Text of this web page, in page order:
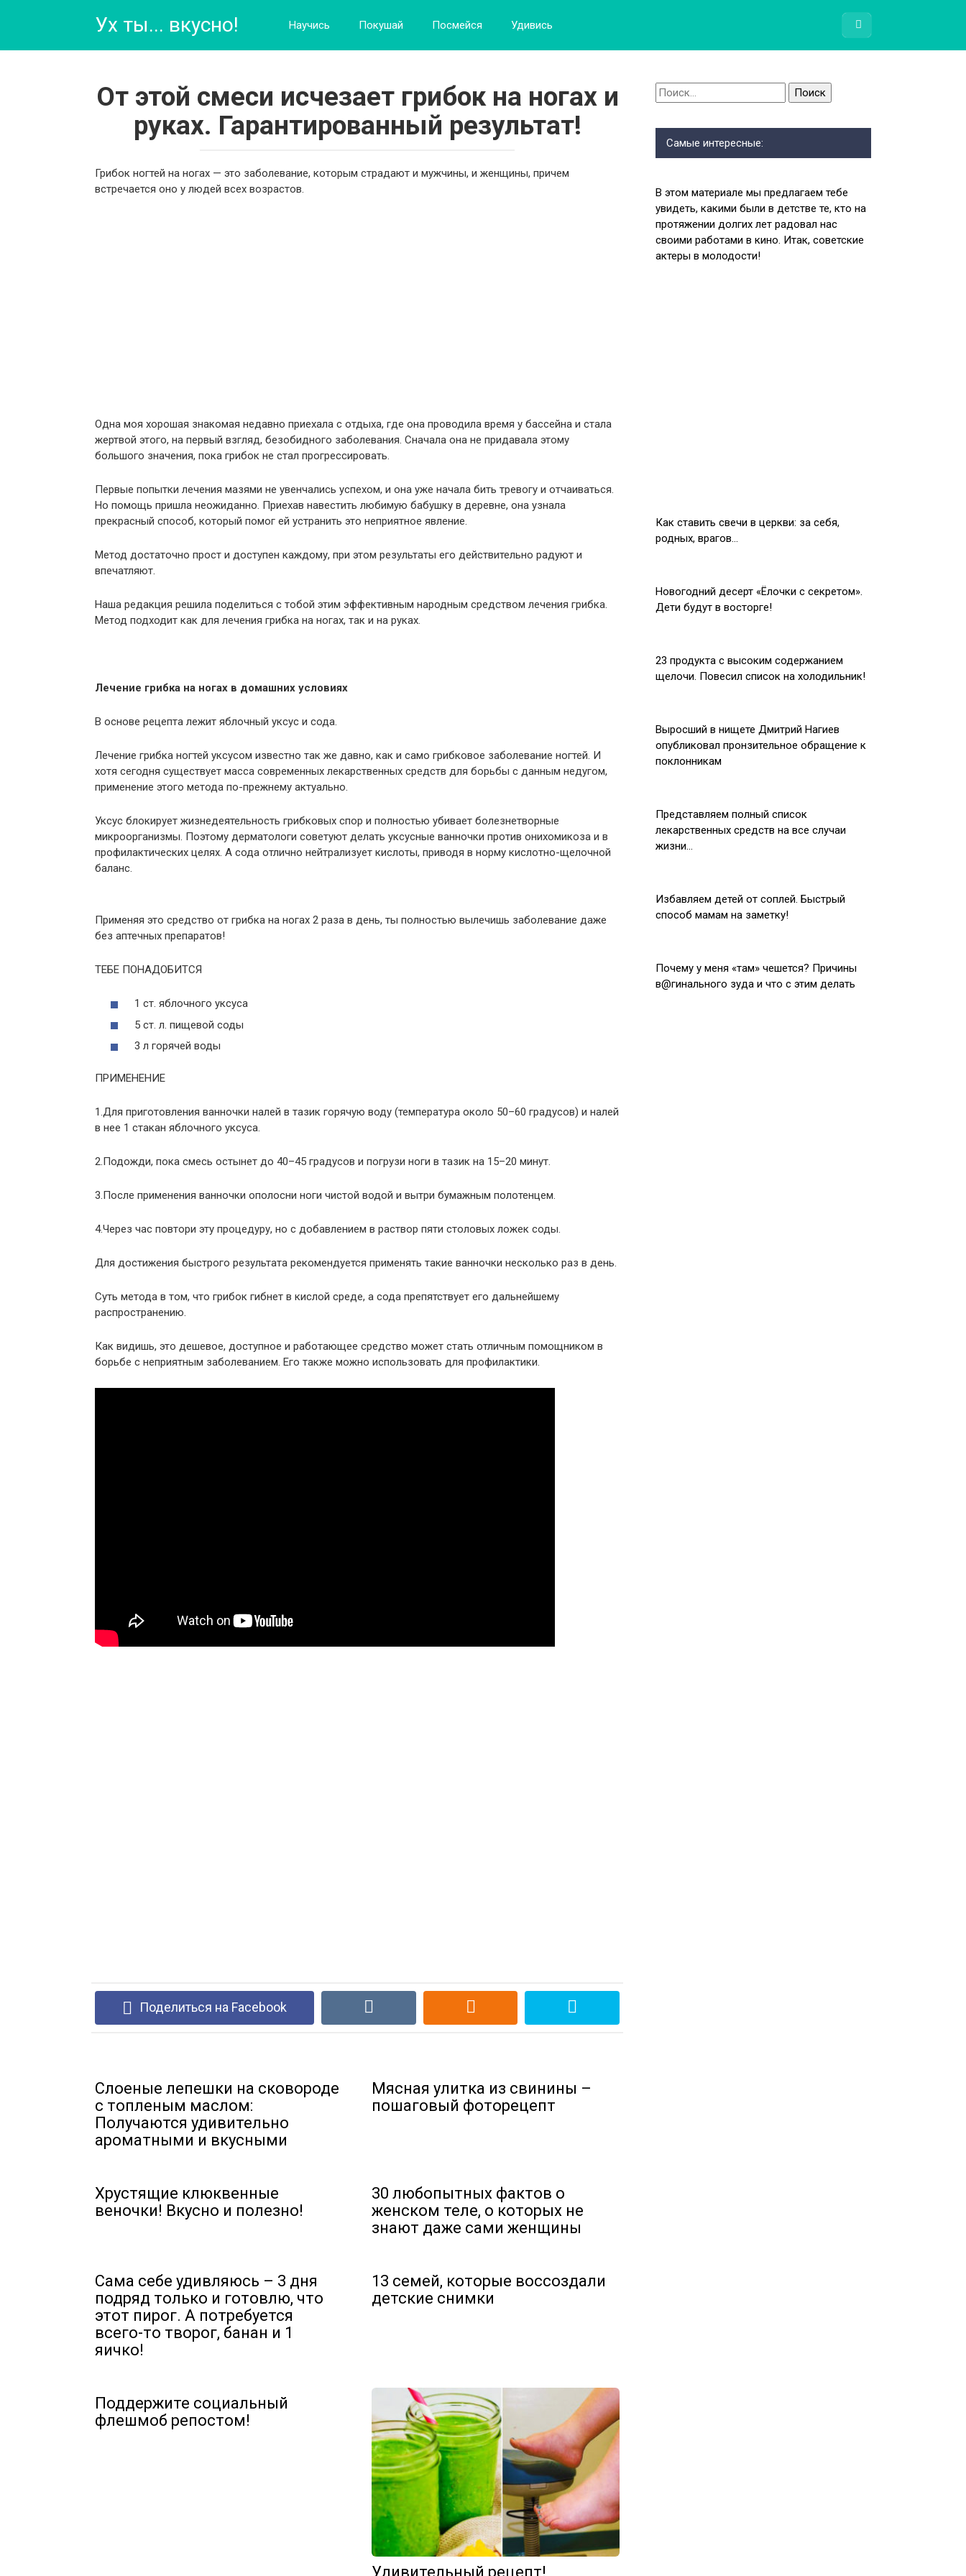
Ух ты... вкусно! Научись Покушай Посмейся Удивись
От этой смеси исчезает грибок на ногах и
руках. Гарантированный результат!
Грибок ногтей на ногах — это заболевание, которым страдают и мужчины, и женщины, причем
встречается оно у людей всех возрастов.
Одна моя хорошая знакомая недавно приехала с отдыха, где она проводила время у бассейна и стала
жертвой этого, на первый взгляд, безобидного заболевания. Сначала она не придавала этому
большого значения, пока грибок не стал прогрессировать.
Первые попытки лечения мазями не увенчались успехом, и она уже начала бить тревогу и отчаиваться.
Но помощь пришла неожиданно. Приехав навестить любимую бабушку в деревне, она узнала
прекрасный способ, который помог ей устранить это неприятное явление.
Метод достаточно прост и доступен каждому, при этом результаты его действительно радуют и
впечатляют.
Наша редакция решила поделиться с тобой этим эффективным народным средством лечения грибка.
Метод подходит как для лечения грибка на ногах, так и на руках.
Лечение грибка на ногах в домашних условиях
В основе рецепта лежит яблочный уксус и сода.
Лечение грибка ногтей уксусом известно так же давно, как и само грибковое заболевание ногтей. И
хотя сегодня существует масса современных лекарственных средств для борьбы с данным недугом,
применение этого метода по-прежнему актуально.
Уксус блокирует жизнедеятельность грибковых спор и полностью убивает болезнетворные
микроорганизмы. Поэтому дерматологи советуют делать уксусные ванночки против онихомикоза и в
профилактических целях. А сода отлично нейтрализует кислоты, приводя в норму кислотно-щелочной
баланс.
Применяя это средство от грибка на ногах 2 раза в день, ты полностью вылечишь заболевание даже
без аптечных препаратов!
ТЕБЕ ПОНАДОБИТСЯ
1 ст. яблочного уксуса
5 ст. л. пищевой соды
3 л горячей воды
ПРИМЕНЕНИЕ
1.Для приготовления ванночки налей в тазик горячую воду (температура около 50–60 градусов) и налей
в нее 1 стакан яблочного уксуса.
2.Подожди, пока смесь остынет до 40–45 градусов и погрузи ноги в тазик на 15–20 минут.
3.После применения ванночки ополосни ноги чистой водой и вытри бумажным полотенцем.
4.Через час повтори эту процедуру, но с добавлением в раствор пяти столовых ложек соды.
Для достижения быстрого результата рекомендуется применять такие ванночки несколько раз в день.
Суть метода в том, что грибок гибнет в кислой среде, а сода препятствует его дальнейшему
распространению.
Как видишь, это дешевое, доступное и работающее средство может стать отличным помощником в
борьбе с неприятным заболеванием. Его также можно использовать для профилактики.
Поделиться на Facebook
Слоеные лепешки на сковороде
с топленым маслом:
Получаются удивительно
ароматными и вкусными
Мясная улитка из свинины –
пошаговый фоторецепт
Хрустящие клюквенные
веночки! Вкусно и полезно!
30 любопытных фактов о
женском теле, о которых не
знают даже сами женщины
Сама себе удивляюсь – 3 дня
подряд только и готовлю, что
этот пирог. А потребуется
всего-то творог, банан и 1
яичко!
13 семей, которые воссоздали
детские снимки
Поддержите социальный
флешмоб репостом!
Удивительный рецепт!
Найти:
Самые интересные:
В этом материале мы предлагаем тебе
увидеть, какими были в детстве те, кто на
протяжении долгих лет радовал нас
своими работами в кино. Итак, советские
актеры в молодости!
Как ставить свечи в церкви: за себя,
родных, врагов…
Новогодний десерт «Ёлочки с секретом».
Дети будут в восторге!
23 продукта с высоким содержанием
щелочи. Повесил список на холодильник!
Выросший в нищете Дмитрий Нагиев
опубликовал пронзительное обращение к
поклонникам
Представляем полный список
лекарственных средств на все случаи
жизни…
Избавляем детей от соплей. Быстрый
способ мамам на заметку!
Почему у меня «там» чешется? Причины
в@гинального зуда и что с этим делать